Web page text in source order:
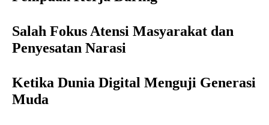
Salah Fokus Atensi Masyarakat dan
Penyesatan Narasi
Ketika Dunia Digital Menguji Generasi
Muda